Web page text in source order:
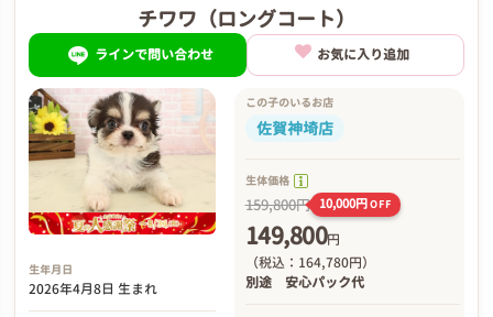
チワワ（ロングコート）
ラインで問い合わせ お気に入り追加
生年月日
2026年4月8日 生まれ
この子のいるお店
佐賀神埼店
生体価格
159,800円 10,000円OFF
149,800円
（税込：164,780円）
別途 安心パック代